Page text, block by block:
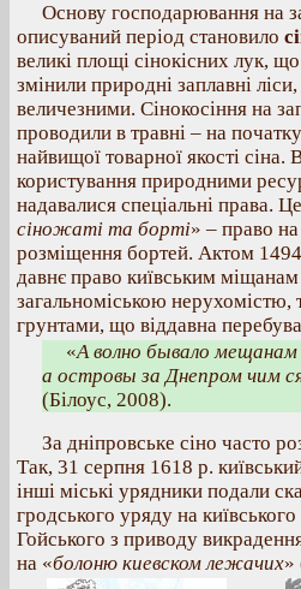
Основу господарювання на
описуваний період становило
великі площі сінокісних лук,
змінили природні заплавні
величезними. Сінокосіння на
проводили в травні – на
найвищої товарної якості сіна.
користування природними
надавалися спеціальні права.
сіножаті та борті» – право
розміщення бортей. Актом
давнє право київським
загальноміською нерухомістю,
грунтами, що віддавна
«А волно бывало мещанам
а островы за Днепром чим
(Білоус, 2008).
За дніпровське сіно часто
Так, 31 серпня 1618 р.
інші міські урядники подали
гродського уряду на
Гойського з приводу
на «болоню киевском лежачих»